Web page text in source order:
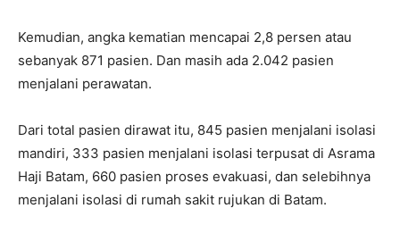
Kemudian, angka kematian mencapai 2,8 persen atau
sebanyak 871 pasien. Dan masih ada 2.042 pasien
menjalani perawatan.
Dari total pasien dirawat itu, 845 pasien menjalani isolasi
mandiri, 333 pasien menjalani isolasi terpusat di Asrama
Haji Batam, 660 pasien proses evakuasi, dan selebihnya
menjalani isolasi di rumah sakit rujukan di Batam.